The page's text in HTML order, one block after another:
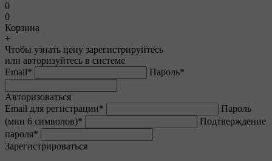
0
0
Корзина
+
Чтобы узнать цену зарегистрируйтесь
или авторизуйтесь в системе
Email* Пароль*
Авторизоваться
Email для регистрации*
Пароль
(мин 6 символов)*
Подтверждение
пароля*
Зарегистрироваться